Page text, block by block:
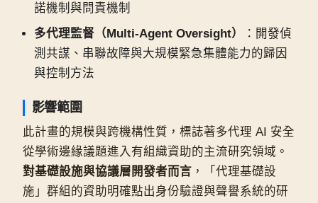
諾機制與問責機制
多代理監督（Multi-Agent Oversight）
：開發偵
測共謀、串聯故障與大規模緊急集體能力的歸因
與控制方法
影響範圍
此計畫的規模與跨機構性質，標誌著多代理 AI 安全
從學術邊緣議題進入有組織資助的主流研究領域。
對基礎設施與協議層開發者而言 ，「代理基礎設
施」群組的資助明確點出身份驗證與聲譽系統的研